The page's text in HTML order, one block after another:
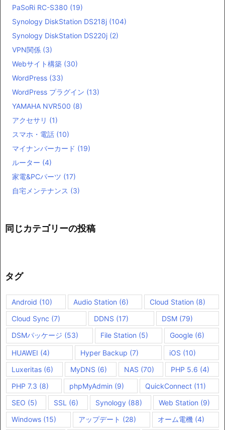
PaSoRi RC-S380 (19)
Synology DiskStation DS218j (104)
Synology DiskStation DS220j (2)
VPN関係 (3)
Webサイト構築 (30)
WordPress (33)
WordPress プラグイン (13)
YAMAHA NVR500 (8)
アクセサリ (1)
スマホ・電話 (10)
マイナンバーカード (19)
ルーター (4)
家電&PCパーツ (17)
自宅メンテナンス (3)
同じカテゴリーの投稿
タグ
Android (10) Audio Station (6) Cloud Station (8)
Cloud Sync (7) DDNS (17) DSM (79)
DSMパッケージ (53) File Station (5) Google (6)
HUAWEI (4) Hyper Backup (7) iOS (10)
Luxeritas (6) MyDNS (6) NAS (70) PHP 5.6 (4)
PHP 7.3 (8) phpMyAdmin (9) QuickConnect(11)
SEO (5) SSL (6) Synology (88) Web Station (9)
Windows (15) アップデート (28) オーム電機 (4)